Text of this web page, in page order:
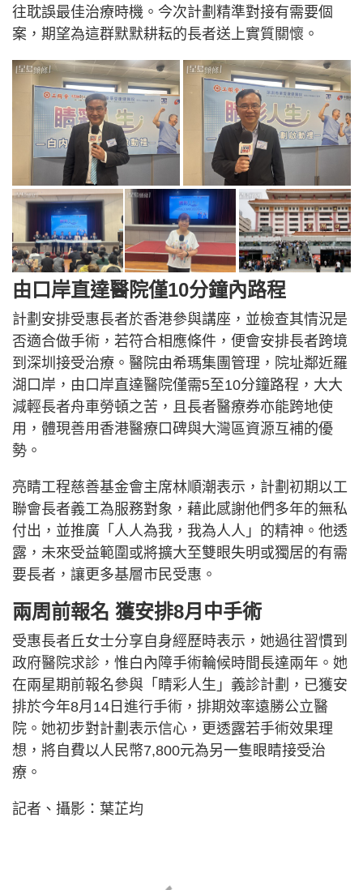
往耽誤最佳治療時機。今次計劃精準對接有需要個
案，期望為這群默默耕耘的長者送上實質關懷。
由口岸直達醫院僅10分鐘內路程
計劃安排受惠長者於香港參與講座，並檢查其情況是
否適合做手術，若符合相應條件，便會安排長者跨境
到深圳接受治療。醫院由希瑪集團管理，院址鄰近羅
湖口岸，由口岸直達醫院僅需5至10分鐘路程，大大
減輕長者舟車勞頓之苦，且長者醫療券亦能跨地使
用，體現善用香港醫療口碑與大灣區資源互補的優
勢。
亮睛工程慈善基金會主席林順潮表示，計劃初期以工
聯會長者義工為服務對象，藉此感謝他們多年的無私
付出，並推廣「人人為我，我為人人」的精神。他透
露，未來受益範圍或將擴大至雙眼失明或獨居的有需
要長者，讓更多基層市民受惠。
兩周前報名 獲安排8月中手術
受惠長者丘女士分享自身經歷時表示，她過往習慣到
政府醫院求診，惟白內障手術輪候時間長達兩年。她
在兩星期前報名參與「睛彩人生」義診計劃，已獲安
排於今年8月14日進行手術，排期效率遠勝公立醫
院。她初步對計劃表示信心，更透露若手術效果理
想，將自費以人民幣7,800元為另一隻眼睛接受治
療。
記者、攝影：葉芷均